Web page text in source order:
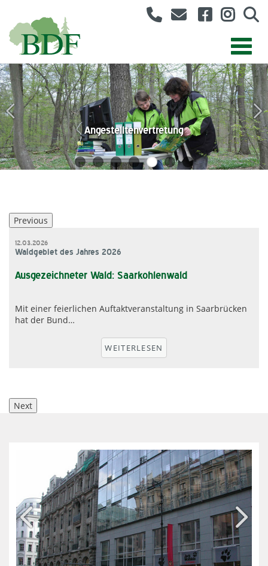
Bund Deutscher Forstleute
BDF-Jugend
Forstwirtvertretung
Berufsbilder
Angestelltenvertretung
AK Forstliche Umweltbildung
BDF für Klimaschutz
Previous
12.03.2026
Waldgebiet des Jahres 2026
Ausgezeichneter Wald: Saarkohlenwald
Mit einer feierlichen Auftaktveranstaltung in Saarbrücken
hat der Bund…
WEITERLESEN
Next